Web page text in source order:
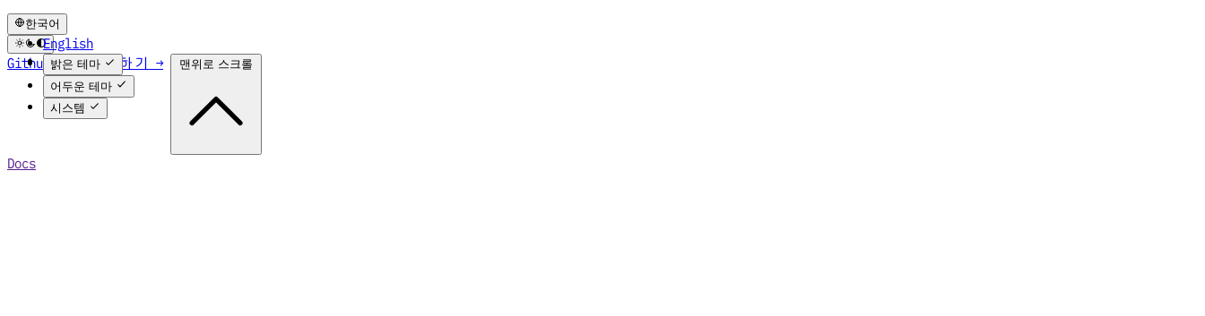
한국어
English
한국어
밝은 테마
어두운 테마
시스템
Github에서 편집하기 → 맨위로 스크롤
Docs